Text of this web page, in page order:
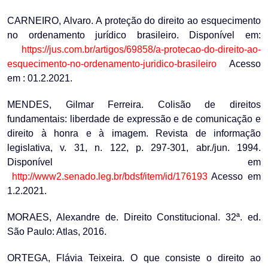
CARNEIRO, Alvaro. A proteção do direito ao esquecimento
no ordenamento jurídico brasileiro. Disponível em:
https://jus.com.br/artigos/69858/a-protecao-do-direito-ao-
esquecimento-no-ordenamento-juridico-brasileiro Acesso
em : 01.2.2021.
MENDES, Gilmar Ferreira. Colisão de direitos
fundamentais: liberdade de expressão e de comunicação e
direito à honra e à imagem. Revista de informação
legislativa, v. 31, n. 122, p. 297-301, abr./jun. 1994.
Disponível em
http://www2.senado.leg.br/bdsf/item/id/176193Acesso em
1.2.2021.
MORAES, Alexandre de. Direito Constitucional. 32ª. ed.
São Paulo: Atlas, 2016.
ORTEGA, Flávia Teixeira. O que consiste o direito ao